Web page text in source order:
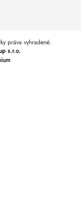
s.r.o.
práva vyhradené.